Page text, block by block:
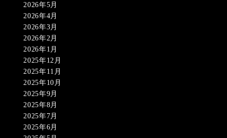
2026年5月
2026年4月
2026年3月
2026年2月
2026年1月
2025年12月
2025年11月
2025年10月
2025年9月
2025年8月
2025年7月
2025年6月